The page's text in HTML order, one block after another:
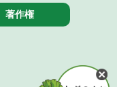
著作権